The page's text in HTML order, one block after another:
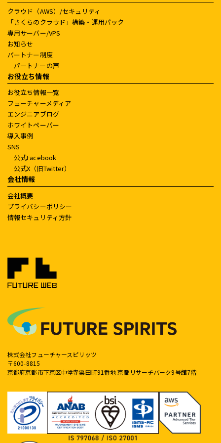
クラウド（AWS）/セキュリティ
「さくらのクラウド」構築・運用パック
専用サーバー/VPS
お知らせ
パートナー制度
パートナーの声
お役立ち情報
お役立ち情報一覧
フューチャーメディア
エンジニアブログ
ホワイトペーパー
導入事例
SNS
公式Facebook
公式X（旧Twitter）
会社情報
会社概要
プライバシーポリシー
情報セキュリティ方針
株式会社フューチャースピリッツ
〒600-8815
京都府京都市下京区中堂寺粟田町91番地 京都リサーチパーク9号館7階